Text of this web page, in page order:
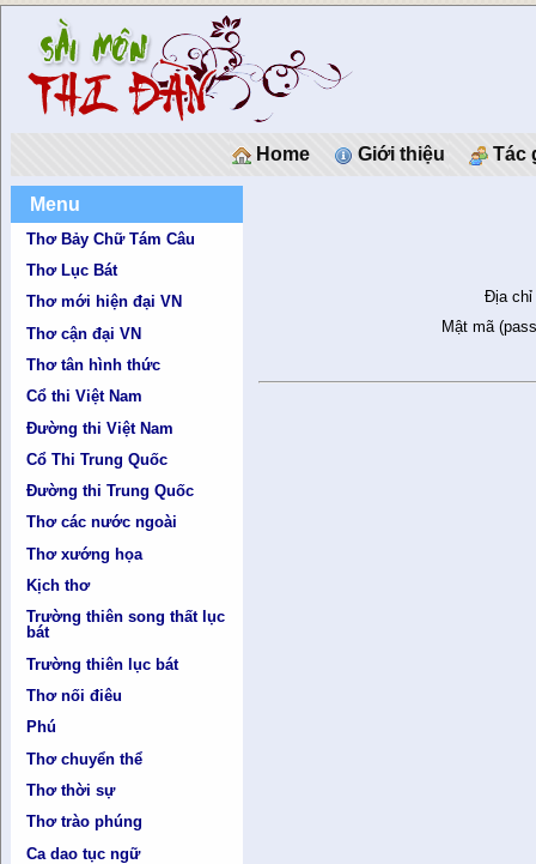
Home Giới thiệu Tác
Menu
Thơ Bảy Chữ Tám Câu
Thơ Lục Bát
Thơ mới hiện đại VN
Thơ cận đại VN
Thơ tân hình thức
Cổ thi Việt Nam
Đường thi Việt Nam
Cổ Thi Trung Quốc
Đường thi Trung Quốc
Thơ các nước ngoài
Thơ xướng họa
Kịch thơ
Trường thiên song thất lục
bát
Trường thiên lục bát
Thơ nối điêu
Phú
Thơ chuyển thể
Thơ thời sự
Thơ trào phúng
Ca dao tục ngữ
Địa chỉ
Mật mã